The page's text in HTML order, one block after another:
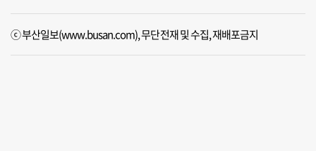
ⓒ 부산일보(www.busan.com), 무단전재 및 수집, 재배포금지